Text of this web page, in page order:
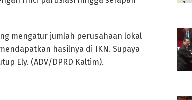
mengatur jumlah perusahaan lokal
hasilnya di IKN. Supaya
Ely. (ADV/DPRD Kaltim).